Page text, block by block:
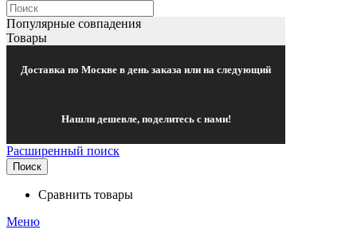
Популярные совпадения
Товары
Доставка по Москве в день заказа или на следующий
Нашли дешевле, поделитесь с нами!
Расширенный поиск
Поиск
Сравнить товары
Меню